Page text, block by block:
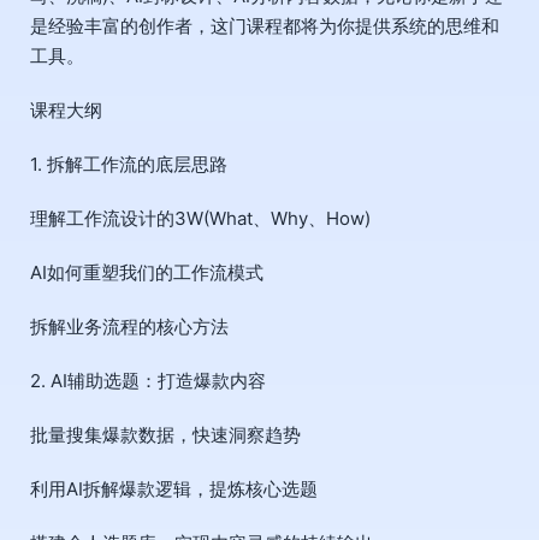
是经验丰富的创作者，这门课程都将为你提供系统的思维和
工具。
课程大纲
1. 拆解工作流的底层思路
理解工作流设计的3W(What、Why、How)
AI如何重塑我们的工作流模式
拆解业务流程的核心方法
2. AI辅助选题：打造爆款内容
批量搜集爆款数据，快速洞察趋势
利用AI拆解爆款逻辑，提炼核心选题